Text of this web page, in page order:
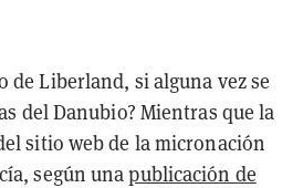
de Liberland, si alguna vez se
del Danubio? Mientras que la
sitio web de la micronación
según unapublicación de